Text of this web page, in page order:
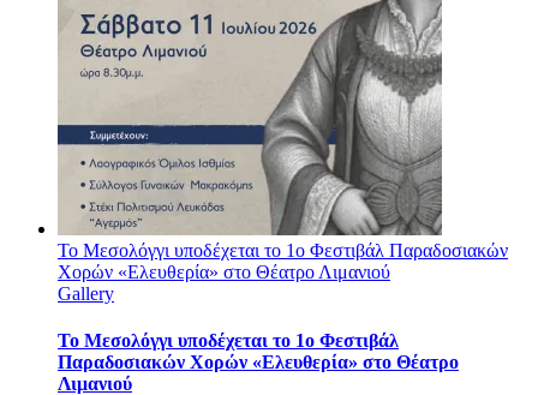
Το Μεσολόγγι υποδέχεται το 1ο Φεστιβάλ Παραδοσιακών
Χορών «Ελευθερία» στο Θέατρο Λιμανιού
Gallery
Το Μεσολόγγι υποδέχεται το 1ο Φεστιβάλ
Παραδοσιακών Χορών «Ελευθερία» στο Θέατρο
Λιμανιού